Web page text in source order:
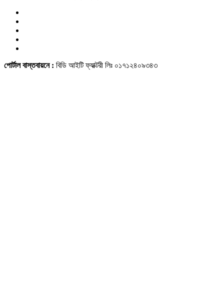
পোর্টাল বাস্তবায়নে : বিডি আইটি ফ্যাক্টরী লিঃ ০১৭১২৪০৯৩৪৩